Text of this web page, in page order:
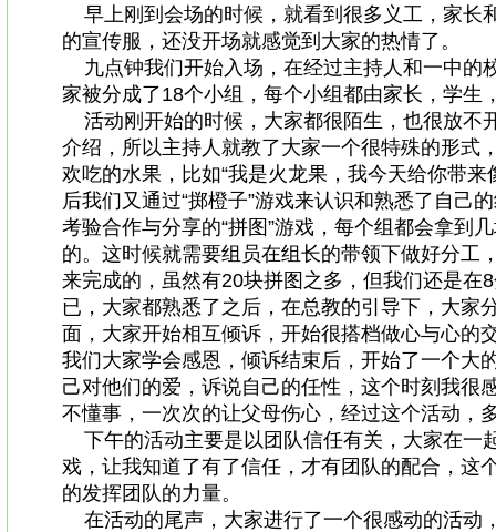
早上刚到会场的时候，就看到很多义工，家长
的宣传服，还没开场就感觉到大家的热情了。
九点钟我们开始入场，在经过主持人和一中
家被分成了18个小组，每个小组都由家长，学生
活动刚开始的时候，大家都很陌生，也很放不
介绍，所以主持人就教了大家一个很特殊的形式
欢吃的水果，比如“我是火龙果，我今天给你带来
后我们又通过“掷橙子”游戏来认识和熟悉了自己
考验合作与分享的“拼图 ”游戏，每个组都会拿到
的。这时候就需要组员在组长的带领下做好分工
来完成的，虽然有20块拼图之多，但我们还是在8
已，大家都熟悉了之后，在总教的引导下，大家
面，大家开始相互倾诉，开始很搭档做心与心的
我们大家学会感恩，倾诉结束后，开始了一个大
己对他们的爱，诉说自己的任性，这个时刻我很
不懂事，一次次的让父母伤心，经过这个活动，
下午的活动主要是以团队信任有关，大家在一
戏，让我知道了有了信任，才有团队的配合，这
的发挥团队的力量。
在活动的尾声，大家进行了一个很感动的活动